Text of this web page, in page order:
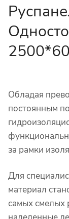
Обладая
постоянным
за рамки
Для
материал
самых смелых